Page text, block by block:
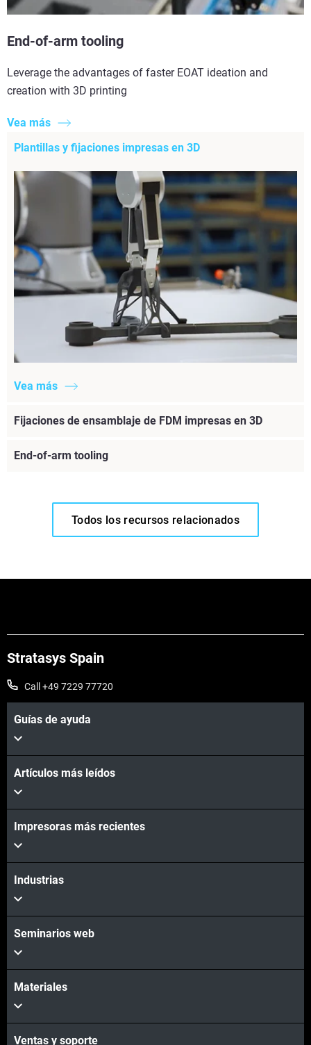
End-of-arm tooling
Leverage the advantages of faster EOAT ideation and
creation with 3D printing
Vea más
Plantillas y fijaciones impresas en 3D
Vea más
Fijaciones de ensamblaje de FDM impresas en 3D
End-of-arm tooling
Vea más
Todos los recursos relacionados
Stratasys Spain
Call +49 7229 77720
Guías de ayuda
Artículos más leídos
Impresoras más recientes
Industrias
Seminarios web
Materiales
Ventas y soporte